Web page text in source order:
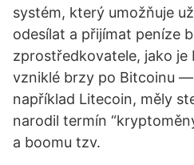
systém, který umožňuje
odesílat a přijímat peníze
zprostředkovatele, jako je
vzniklé brzy po Bitcoinu
například Litecoin, měly
narodil termín
a boomu tzv.